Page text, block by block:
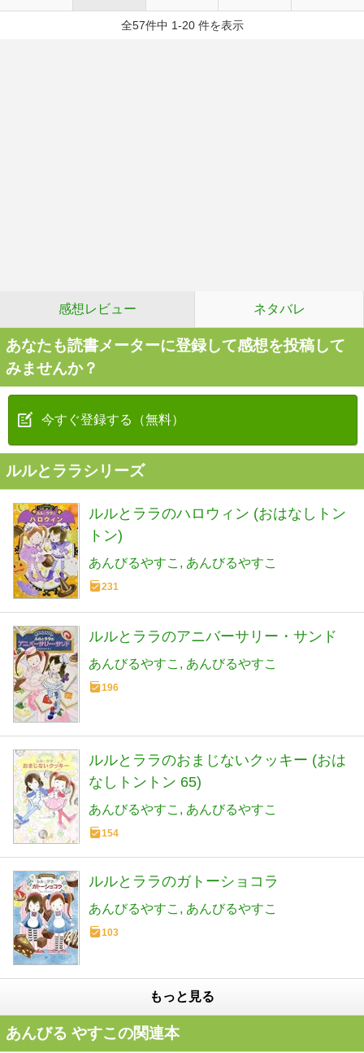
全57件中 1-20 件を表示
感想レビュー ネタバレ
あなたも読書メーターに登録して感想を投稿して
みませんか？
今すぐ登録する（無料）
ルルとララシリーズ
ルルとララのハロウィン (おはなしトン
トン)
あんびるやすこ あんびるやすこ
231
ルルとララのアニバーサリー・サンド
あんびるやすこ あんびるやすこ
196
ルルとララのおまじないクッキー (おは
なしトントン 65)
あんびるやすこ あんびるやすこ
154
ルルとララのガトーショコラ
あんびるやすこ あんびるやすこ
103
もっと見る
あんびる やすこの関連本